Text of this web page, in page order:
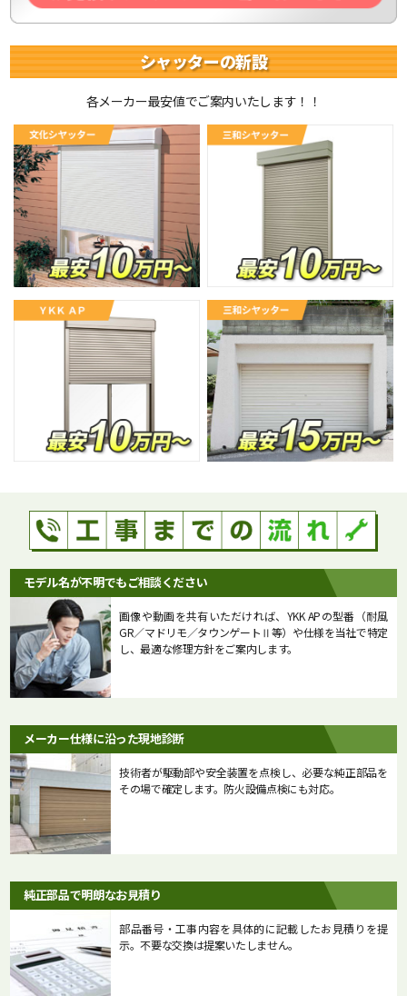
シャッターの新設
各メーカー最安値でご案内いたします！！
モデル名が不明でもご相談ください
画像や動画を共有いただければ、YKK APの型番（耐風
GR／マドリモ／タウンゲートⅡ等）や仕様を当社で特定
し、最適な修理方針をご案内します。
メーカー仕様に沿った現地診断
技術者が駆動部や安全装置を点検し、必要な純正部品を
その場で確定します。防火設備点検にも対応。
純正部品で明朗なお見積り
部品番号・工事内容を具体的に記載したお見積りを提
示。不要な交換は提案いたしません。